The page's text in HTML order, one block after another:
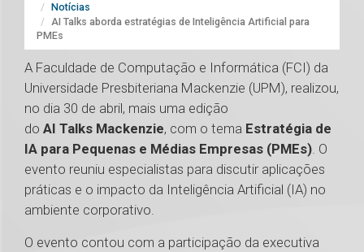
Notícias
AI Talks aborda estratégias de Inteligência Artificial para
PMEs
A Faculdade de Computação e Informática (FCI) da
Universidade Presbiteriana Mackenzie (UPM), realizou,
no dia 30 de abril, mais uma edição
do AI Talks Mackenzie, com o tema Estratégia de
IA para Pequenas e Médias Empresas (PMEs). O
evento reuniu especialistas para discutir aplicações
práticas e o impacto da Inteligência Artificial (IA) no
ambiente corporativo.
O evento contou com a participação da executiva